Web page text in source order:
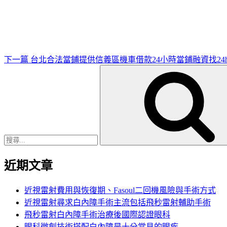
下一篇 台北合法當鋪提供信義區機車借款24小時當鋪融資找
近期文章
近視雷射費用與恢復期、Fasoul二回機風險與手術方式
近視雷射尋求白內障手術主流包括飛秒雷射輔助手術
飛秒雷射白內障手術治療後國際認證眼科